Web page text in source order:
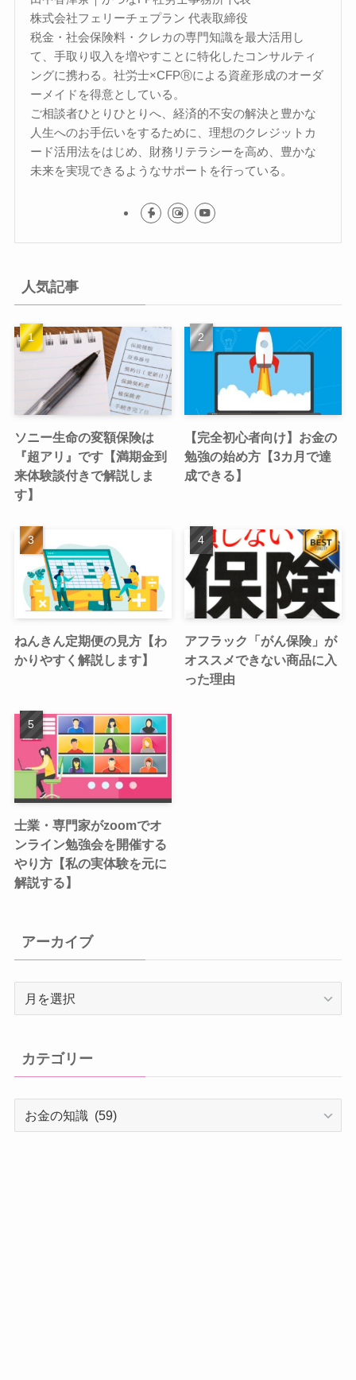
株式会社フェリーチェプラン 代表取締役
税金・社会保険料・クレカの専門知識を最大活用し
て、手取り収入を増やすことに特化したコンサルティ
ングに携わる。社労士×CFPⓇによる資産形成のオーダ
ーメイドを得意としている。
ご相談者ひとりひとりへ、経済的不安の解決と豊かな
人生へのお手伝いをするために、理想のクレジットカ
ード活用法をはじめ、財務リテラシーを高め、豊かな
未来を実現できるようなサポートを行っている。
人気記事
ソニー生命の変額保険は
『超アリ』です【満期金到
来体験談付きで解説しま
す】
【完全初心者向け】お金の
勉強の始め方【3カ月で達
成できる】
ねんきん定期便の見方【わ
かりやすく解説します】
アフラック「がん保険」が
オススメできない商品に入
った理由
士業・専門家がzoomでオ
ンライン勉強会を開催する
やり方【私の実体験を元に
解説する】
アーカイブ
ブ
カテゴリー